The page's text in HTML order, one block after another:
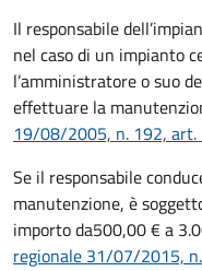
Il responsabile
nel caso di un impianto
l’amministratore o suo
effettuare la
19/08/2005, n. 192, art.
Se il responsabile
manutenzione, è
importo da500,00 € a
regionale 31/07/2015,